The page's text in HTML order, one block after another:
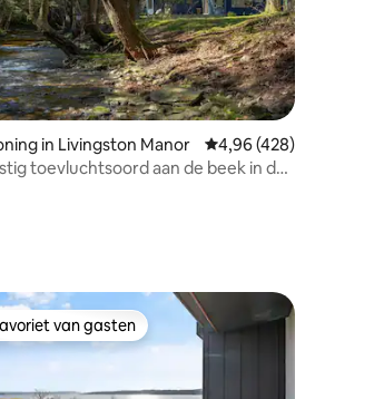
van 4,94 uit 5, 393 recensies
in Livingston Manor Gemiddelde
4,96 (428)
toevluchtsoord aan de beek in de
van gasten
van gasten